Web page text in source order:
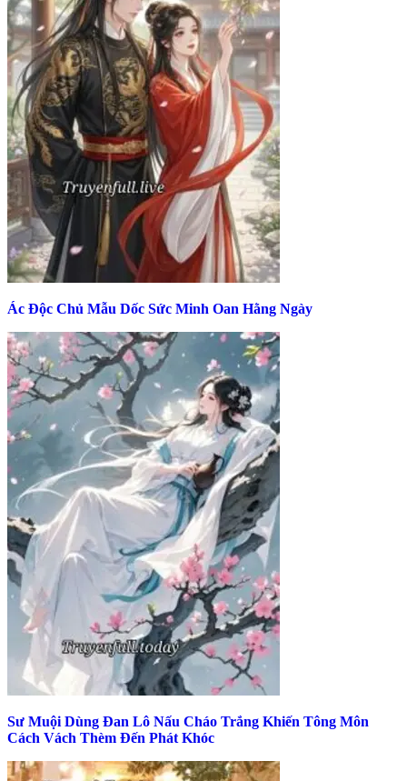
Ác Độc Chủ Mẫu Dốc Sức Minh Oan Hằng Ngày
Sư Muội Dùng Đan Lô Nấu Cháo Trắng Khiến Tông Môn
Cách Vách Thèm Đến Phát Khóc